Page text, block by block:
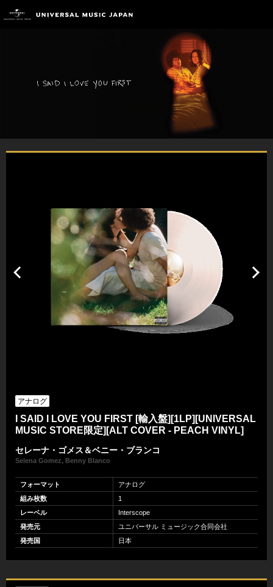
アナログ
I SAID I LOVE YOU FIRST [輸入盤][1LP][UNIVERSAL
MUSIC STORE限定][ALT COVER - PEACH VINYL]
セレーナ・ゴメス＆ベニー・ブランコ
Selena Gomez, Benny Blanco
フォーマット
アナログ
組み枚数
1
レーベル
Interscope
発売元
ユニバーサル ミュージック合同会社
発売国
日本